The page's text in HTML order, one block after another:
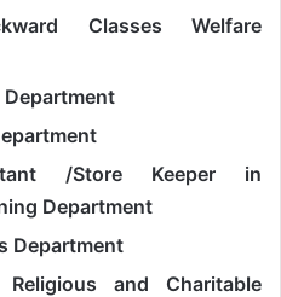
Classes Welfare
/Store Keeper in
Department
Department
and Charitable